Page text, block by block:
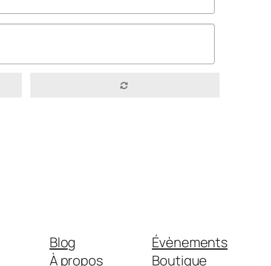
Blog
À propos
Évènements
Boutique